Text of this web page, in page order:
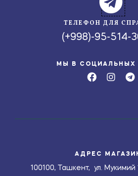
ТЕЛЕФОН ДЛЯ
(+998)-95-514-
МЫ В СОЦИАЛЬНЫХ
АДРЕС
100100, Ташкент, ул. Мукимий